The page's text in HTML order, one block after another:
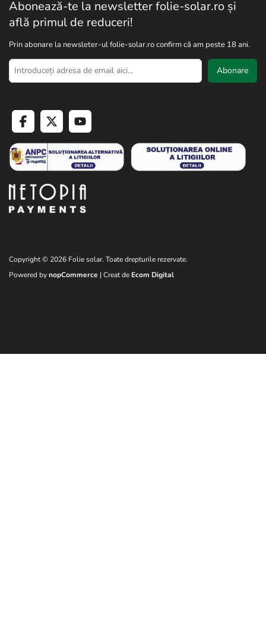
Abonează-te la newsletter folie-solar.ro și
află primul de reduceri!
Prin abonare la newsleter-ul folie-solar.ro confirm că am peste 18 ani.
Abonare
Copyright © 2026 Folie solar. Toate drepturile rezervate.
Powered bynopCommerce | Creat de Ecom Digital